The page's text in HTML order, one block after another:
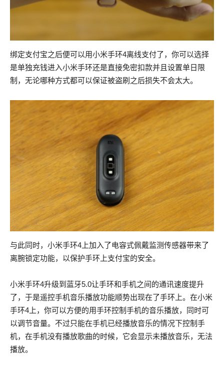
绑定支付宝之后便可以用小米手环4离线支付了，你可以选择
是单独充钱进入小米手环还是直接免密扣款并且设置单日限
制，无论哪种方式都可以保证被盗刷之后损失不会太大。
与此同时，小米手环4上加入了电容式佩戴监测传感器带来了
离腕锁定功能，以保护手环上支付宝的安全。
小米手环4升级到蓝牙5.0让手环和手机之间的通讯速度提升
了，于是遥控手机音乐播放功能顺势出现在了手环上。在小米
手环4上，你可以方便的用手环控制手机的音乐播放，同时可
以调节音量。不过只能在手机已经播放音乐的情况下控制手
机，在手机没有播放歌曲的时候，它会显示未播放音乐，无法
播放。